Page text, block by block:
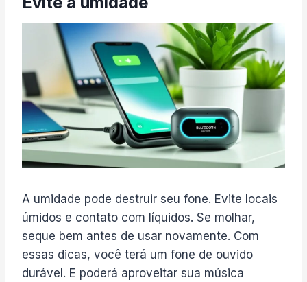
A umidade pode destruir seu fone. Evite locais
úmidos e contato com líquidos. Se molhar,
seque bem antes de usar novamente. Com
essas dicas, você terá um fone de ouvido
durável. E poderá aproveitar sua música